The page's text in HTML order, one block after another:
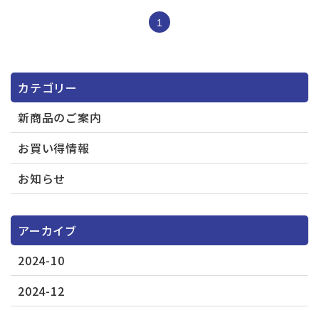
1
カテゴリー
新商品のご案内
お買い得情報
お知らせ
アーカイブ
2024-10
2024-12